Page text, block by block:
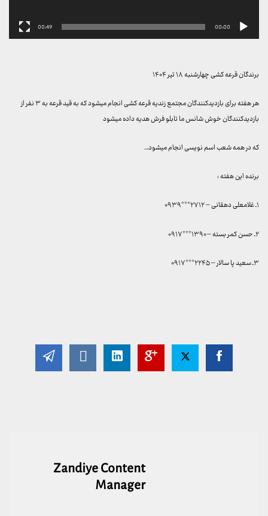
00:00
00:49
برندگان قرعه کشی چهارشنبه ۱۸ تیر ۱۴۰۴
هر هفته برای بازدیدکنندگان مجتمع زندیه قرعه کشی انجام میشود که به قید قرعه به ۳ نفر از
بازدیدکنندگان خوش شانس ما تابلو فرش هدیه داده میشود
که در همه شعب اسم نویسی انجام میشود…
برنده این هفته :
۱ـ غلامعلی دهقانی – ۲۷۱۲***۰۹۳۹
۲ـ حسن کمر بسته – ۱۳۹۰***۰۹۱۷
۳ـ سعید پا سالار – ۲۲۴۵***۰۹۱۷
Zandiye Content
Manager